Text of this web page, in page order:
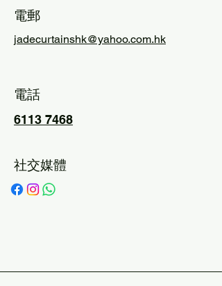
電郵
jadecurtainshk@yahoo.com.hk
​電話
6113 7468
​社交媒體